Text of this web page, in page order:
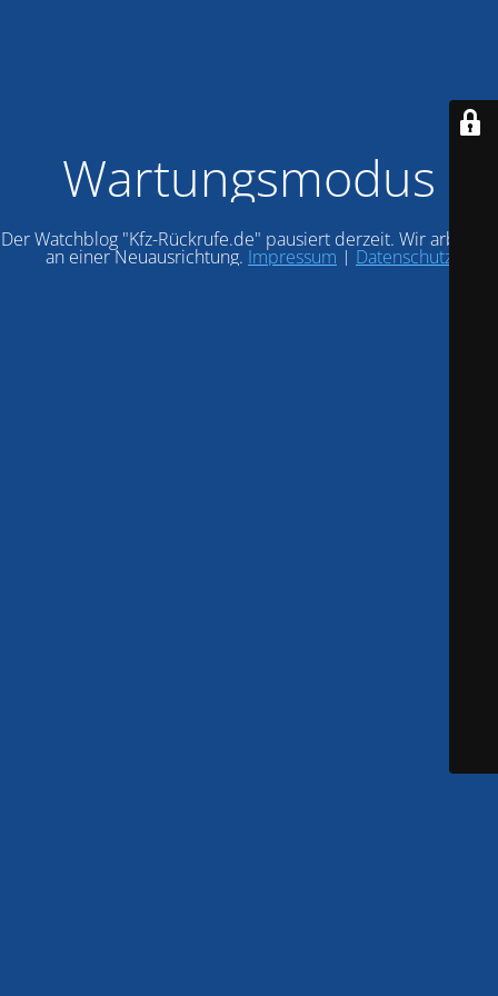
Wartungsmodus
Der Watchblog "Kfz-Rückrufe.de" pausiert derzeit. Wir arbeiten
an einer Neuausrichtung. Impressum | Datenschutz